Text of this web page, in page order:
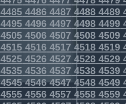
4485 4486 4487 4488 4489
4495 4496 4497 4498 4499
4505 4506 4507 4508 4509
4515 4516 4517 4518 4519
4525 4526 4527 4528 4529
4535 4536 4537 4538 4539
454545464547 4548 4549
4555 4556 4557 4558 4559